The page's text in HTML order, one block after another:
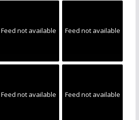
Feed not available Feed not available
Feed not available Feed not available